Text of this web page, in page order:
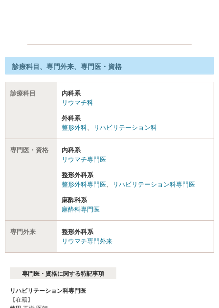
診療科目、専門外来、専門医・資格
診療科目
内科系
リウマチ科
外科系
整形外科
リハビリテーション科
専門医・資格
内科系
リウマチ専門医
整形外科系
整形外科専門医
リハビリテーション科専門医
麻酔科系
麻酔科専門医
専門外来
整形外科系
リウマチ専門外来
専門医・資格に関する特記事項
リハビリテーション科専門医
【在籍】